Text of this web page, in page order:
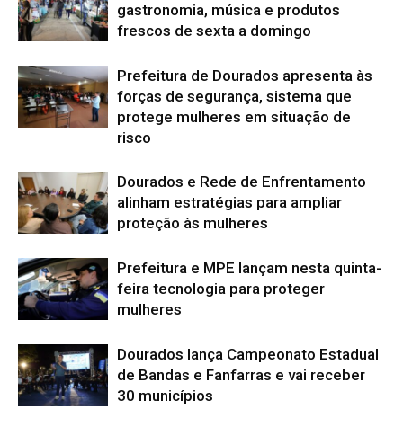
gastronomia, música e produtos
frescos de sexta a domingo
Prefeitura de Dourados apresenta às
forças de segurança, sistema que
protege mulheres em situação de
risco
Dourados e Rede de Enfrentamento
alinham estratégias para ampliar
proteção às mulheres
Prefeitura e MPE lançam nesta quinta-
feira tecnologia para proteger
mulheres
Dourados lança Campeonato Estadual
de Bandas e Fanfarras e vai receber
30 municípios